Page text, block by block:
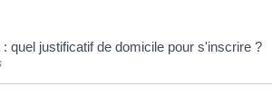
quel justificatif de domicile pour s'inscrire ?